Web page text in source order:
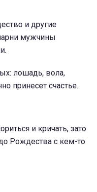
и другие
мужчины
лошадь, вола,
принесет счастье.
и кричать, зато
Рождества с кем-то